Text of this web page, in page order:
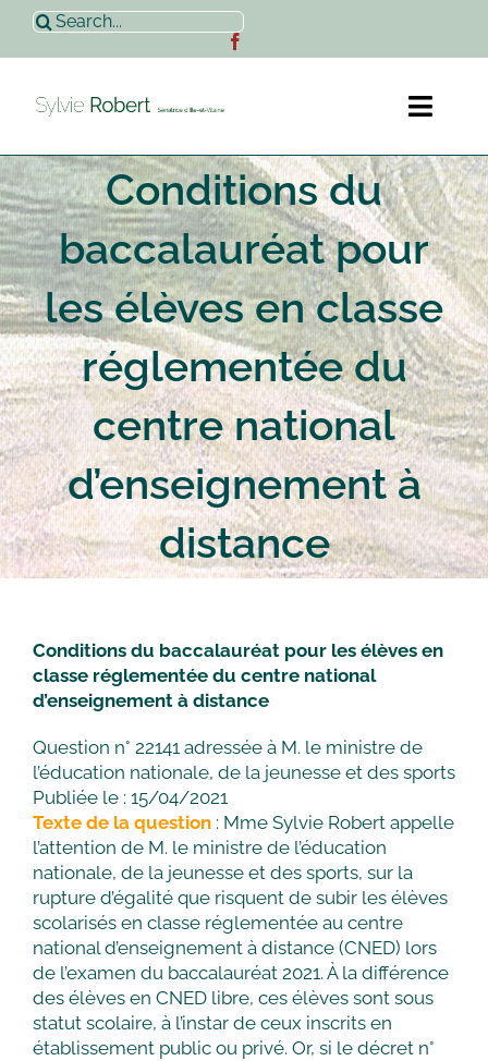
Passer
contenu
Rechercher:
Accueil
Sylvie Robert
Actualités
Contact
Conditions du
baccalauréat pour
les élèves en classe
réglementée du
centre national
d’enseignement à
distance
Conditions du baccalauréat pour les élèves en
classe réglementée du centre national
d’enseignement à distance
Question n° 22141 adressée à M. le ministre de
l’éducation nationale, de la jeunesse et des sports
Publiée le : 15/04/2021
Texte de la question : Mme Sylvie Robert appelle
l’attention de M. le ministre de l’éducation
nationale, de la jeunesse et des sports, sur la
rupture d’égalité que risquent de subir les élèves
scolarisés en classe réglementée au centre
national d’enseignement à distance (CNED) lors
de l’examen du baccalauréat 2021. À la différence
des élèves en CNED libre, ces élèves sont sous
statut scolaire, à l’instar de ceux inscrits en
établissement public ou privé. Or, si le décret n°